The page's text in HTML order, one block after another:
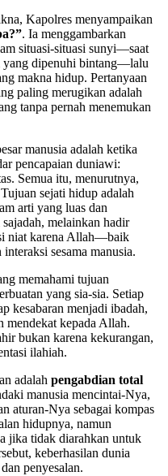
Kapolres menyampaikan
. Ia menggambarkan
situasi-situasi sunyi—saat
yang dipenuhi bintang—lalu
makna hidup. Pertanyaan
paling merugikan adalah
tanpa pernah menemukan
manusia adalah ketika
pencapaian duniawi:
Semua itu, menurutnya,
sejati hidup adalah
arti yang luas dan
melainkan hadir
niat karena Allah—baik
sesama manusia.
memahami tujuan
yang sia-sia. Setiap
kesabaran menjadi ibadah,
mendekat kepada Allah.
bukan karena kekurangan,
ilahiah.
adalah pengabdian total
manusia mencintai-Nya,
aturan-Nya sebagai kompas
hidupnya, namun
jika tidak diarahkan untuk
keberhasilan dunia
penyesalan.